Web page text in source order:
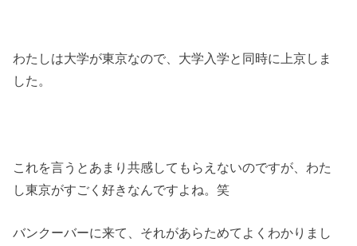
わたしは大学が東京なので、大学入学と同時に上京しま
した。
これを言うとあまり共感してもらえないのですが、わた
し東京がすごく好きなんですよね。笑
バンクーバーに来て、それがあらためてよくわかりまし